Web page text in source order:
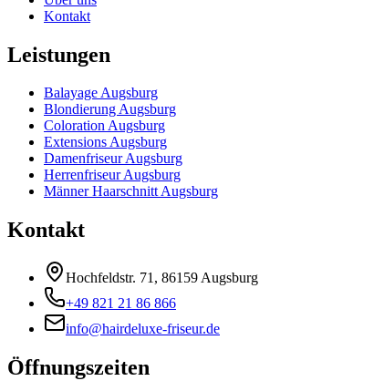
Kontakt
Leistungen
Balayage Augsburg
Blondierung Augsburg
Coloration Augsburg
Extensions Augsburg
Damenfriseur Augsburg
Herrenfriseur Augsburg
Männer Haarschnitt Augsburg
Kontakt
Hochfeldstr. 71, 86159 Augsburg
+49 821 21 86 866
info@hairdeluxe-friseur.de
Öffnungszeiten